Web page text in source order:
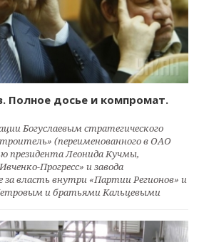
Полное досье и компромат.
Богуслаевым стратегического
(переименованного в ОАО
президента Леонида Кучмы,
Прогресс» и завода
за власть внутри «Партии Регионов» и
и братьями Кальцевыми